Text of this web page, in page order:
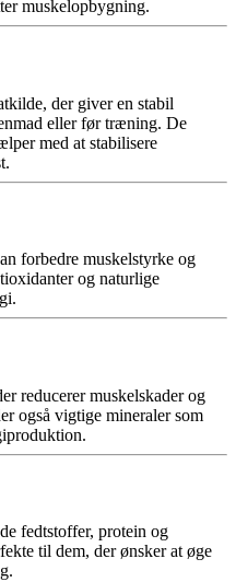
muskelopbygning.
der giver en stabil
eller før træning. De
med at stabilisere
forbedre muskelstyrke og
og naturlige
reducerer muskelskader og
også vigtige mineraler som
fedtstoffer, protein og
til dem, der ønsker at øge